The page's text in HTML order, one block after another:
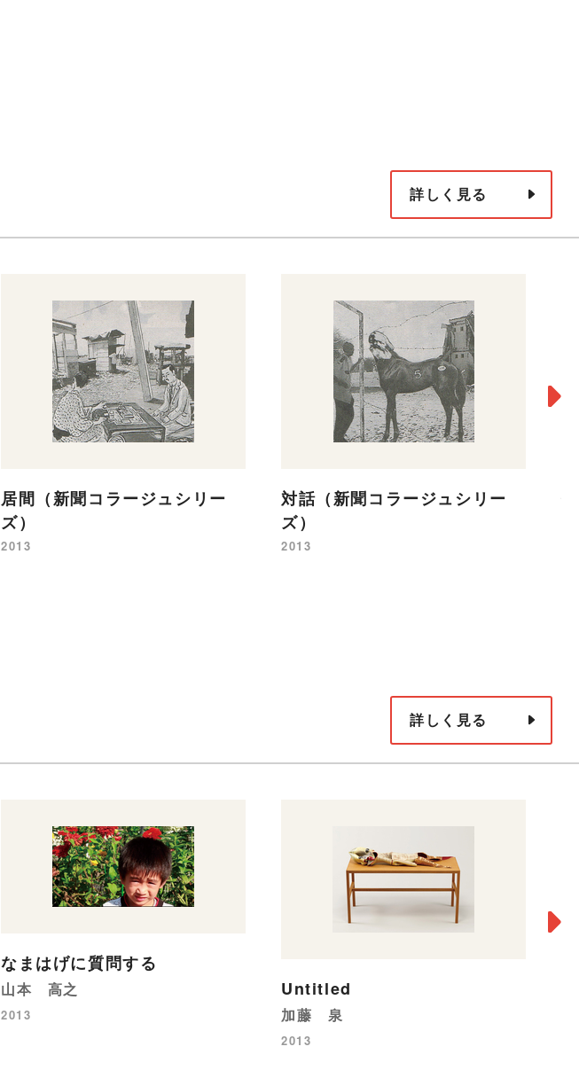
詳しく見る
居間（新聞コラージュシリー
ズ）
2013
対話（新聞コラージュシリー
ズ）
2013
詳しく見る
なまはげに質問する
山本 高之
2013
Untitled
加藤 泉
2013